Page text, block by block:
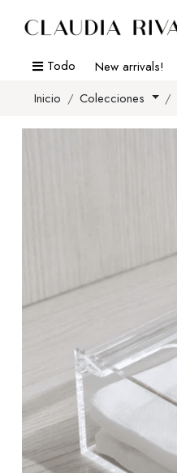
Todo New arrivals!
Inicio
Colecciones